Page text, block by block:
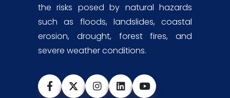
the risks posed by natural hazards
such as floods, landslides, coastal
erosion, drought, forest fires, and
severe weather conditions.